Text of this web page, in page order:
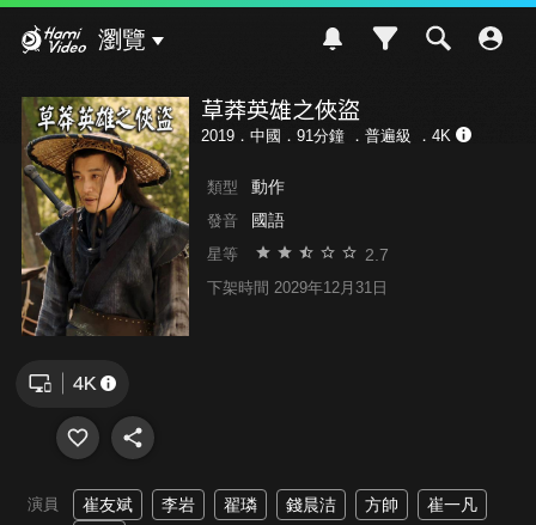
瀏覽
草莽英雄之俠盜
2019．中國．91分鐘 ． 普遍級 ．4K
類型 動作
發音 國語
星等 2.7
下架時間 2029年12月31日
演員 崔友斌 李岩 翟璘 錢晨洁 方帥
崔一凡